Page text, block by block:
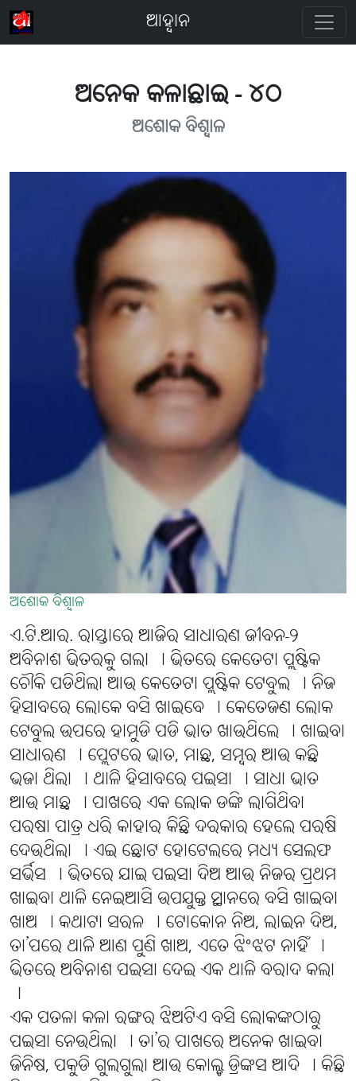
ଆହ୍ବାନ
ଅନେକ କଳାଛାଇ - ୪୦
ଅଶୋକ ବିଶ୍ବାଳ
ଅଶୋକ ବିଶ୍ବାଳ
ଏ.ଟି.ଆର. ରାସ୍ତାରେ ଆଜିର ସାଧାରଣ ଜୀବନ-୨
ଅବିନାଶ ଭିତରକୁ ଗଲା । ଭିତରେ କେତେଟା ପ୍ଲଷ୍ଟିକ
ଚୌକି ପଡିଥିଲା ଆଉ କେତେଟା ପ୍ଲଷ୍ଟିକ ଟେବୁଲ । ନିଜ
ହିସାବରେ ଲୋକେ ବସି ଖାଇବେ । କେତେଜଣ ଲୋକ
ଟେବୁଲ ଉପରେ ହାମୁଡି ପଡି ଭାତ ଖାଉଥିଲେ । ଖାଇବା
ସାଧାରଣ । ପ୍ଲେଟରେ ଭାତ, ମାଛ, ସମ୍ବର ଆଉ କଛି
ଭଜା ଥିଲା । ଥାଳି ହିସାବରେ ପଇସା । ସାଧା ଭାତ
ଆଉ ମାଛ । ପାଖରେ ଏକ ଲୋକ ଡଙ୍କି ଲାଗିଥିବା
ପରଷା ପାତ୍ର ଧରି କାହାର କିଛି ଦରକାର ହେଲେ ପରଷି
ଦେଉଥିଲା । ଏଇ ଛୋଟ ହୋଟେଲରେ ମଧ୍ୟ ସେଲଫ
ସର୍ଭିସ । ଭିତରେ ଯାଇ ପଇସା ଦିଅ ଆଉ ନିଜର ପ୍ରଥମ
ଖାଇବା ଥାଳି ନେଇଆସି ଉପଯୁକ୍ତ ସ୍ଥାନରେ ବସି ଖାଇବା
ଖାଅ । କଥାଟା ସରଳ । ଟୋକୋନ ନିଅ, ଲାଇନ ଦିଅ,
ତା’ପରେ ଥାଳି ଆଣ ପୁଣି ଖାଅ, ଏତେ ଝିଂଝଟ ନାହିଁ ।
ଭିତରେ ଅବିନାଶ ପଇସା ଦେଇ ଏକ ଥାଳି ବରାଦ କଲା
।
ଏକ ପତଳା କଳା ରଙ୍ଗର ଝିଅଟିଏ ବସି ଲୋକଙ୍କଠାରୁ
ପଇସା ନେଉଥିଲା । ତା’ର ପାଖରେ ଅନେକ ଖାଇବା
ଜିନିଷ, ପକୁଡି ଗୁଲଗୁଲା ଆଉ କୋଲ୍ଡ ଡ୍ରିଙ୍କସ ଆଦି । କିଛି